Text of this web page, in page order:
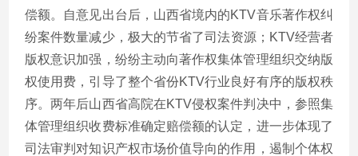
偿额。自意见出台后，山西省境内的KTV音乐著作权纠
纷案件数量减少，极大的节省了司法资源；KTV经营者
版权意识加强，纷纷主动向著作权集体管理组织交纳版
权使用费，引导了整个省份KTV行业良好有序的版权秩
序。两年后山西省高院在KTV侵权案件判决中，参照集
体管理组织收费标准确定赔偿额的认定，进一步体现了
司法审判对知识产权市场价值导向的作用，遏制个体权